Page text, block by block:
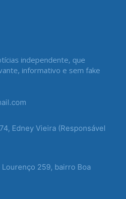
independente, que
informativo e sem fake
Edney Vieira (Responsável
259, bairro Boa